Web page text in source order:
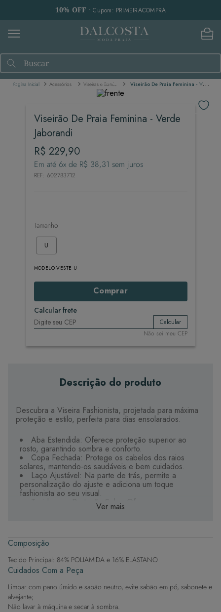
10% OFF • Cupom: PRIMEIRACOMPRA
Buscar
Acessórios Viseiras e Bonés Viseirão De Praia Feminina - Verde Jaborandi
Viseirão De Praia Feminina - Verde
Jaborandi
R$ 229,90
Em até 6x de R$ 38,31 sem juros
REF: 602783712
Tamanho
U
MODELO VESTE U
Comprar
Calcular frete
Calcular
Não sei meu CEP
Descrição do produto
Descubra a Viseira Fashionista, projetada para máxima
proteção e estilo, perfeita para dias ensolarados.
Aba Estendida: Oferece proteção superior ao
rosto, garantindo sombra e conforto.
Copa Fechada: Protege os cabelos dos raios
solares, mantendo-os saudáveis e bem cuidados.
Laço Ajustável: Na parte de trás, permite a
personalização do ajuste e adiciona um toque
fashionista ao seu visual.
Tecido com Proteção Solar: Oferece segurança
extra, embora não dispense o uso de protetor solar
elegância, tornando-se um acessório indispensável
para o verão.
Acerte no estilo e na proteção com esta viseira,
garantindo que você esteja sempre chique e segura
sob o sol.
Ver mais
Composição
Tecido Principal: 84% POLIAMIDA e 16% ELASTANO
Cuidados Com a Peça
Limpar com pano úmido e sabão neutro, evite sabão em pó, sabonete e
alvejante;
Não lavar à máquina e secar à sombra.